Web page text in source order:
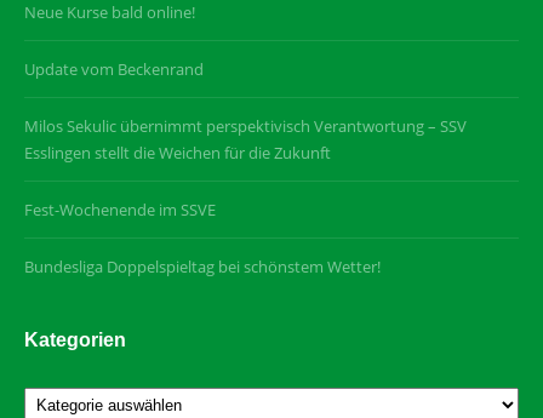
Neue Kurse bald online!
Update vom Beckenrand
Milos Sekulic übernimmt perspektivisch Verantwortung – SSV
Esslingen stellt die Weichen für die Zukunft
Fest-Wochenende im SSVE
Bundesliga Doppelspieltag bei schönstem Wetter!
Kategorien
Kategorien